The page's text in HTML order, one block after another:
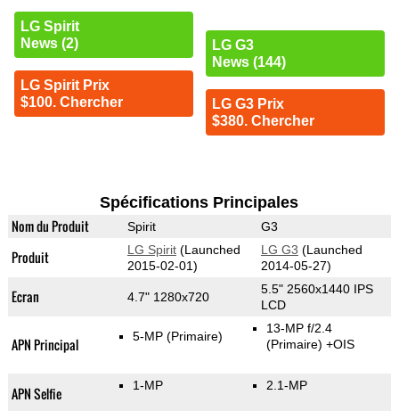
LG Spirit
News (2)
LG Spirit Prix
$100. Chercher
LG G3
News (144)
LG G3 Prix
$380. Chercher
Spécifications Principales
Nom du Produit Spirit G3
Produit LG Spirit(Launched
2015-02-01)
LG G3 (Launched
2014-05-27)
Ecran 4.7" 1280x720
5.5" 2560x1440 IPS
LCD
APN Principal 5-MP (Primaire)
13-MP f/2.4
(Primaire) +OIS
APN Selfie 1-MP 2.1-MP